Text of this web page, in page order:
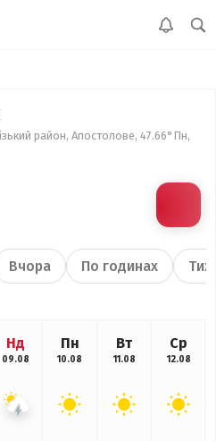
район, Апостолове, 47.66°Пн,
Вчора По годинах
Нд
09.08
Пн
10.08
Вт
11.08
Ср
12.08